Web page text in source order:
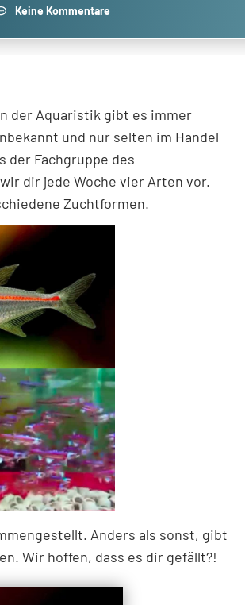
Keine Kommentare
der Aquaristik gibt es immer
und nur selten im Handel
der Fachgruppe des
dir jede Woche vier Arten vor.
Zuchtformen.
Anders als sonst, gibt
Wir hoffen, dass es dir gefällt?!